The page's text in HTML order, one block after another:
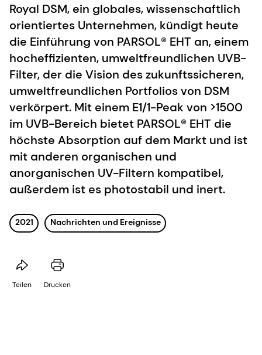
Royal DSM, ein globales, wissenschaftlich
orientiertes Unternehmen, kündigt heute
die Einführung von PARSOL® EHT an, einem
hocheffizienten, umweltfreundlichen UVB-
Filter, der die Vision des zukunftssicheren,
umweltfreundlichen Portfolios von DSM
verkörpert. Mit einem E1/1-Peak von >1500
im UVB-Bereich bietet PARSOL® EHT die
höchste Absorption auf dem Markt und ist
mit anderen organischen und
anorganischen UV-Filtern kompatibel,
außerdem ist es photostabil und inert.
2021 Nachrichten und Ereignisse
Teilen Drucken